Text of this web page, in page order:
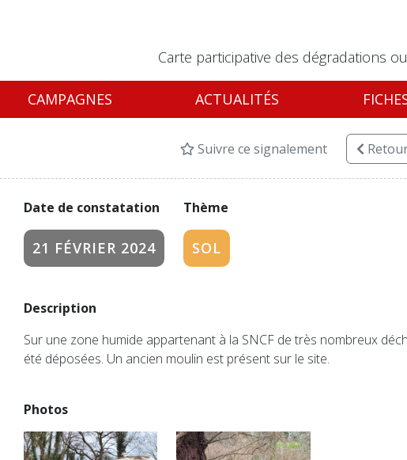
Carte participative des dégradations
CAMPAGNES ACTUALITÉS
Suivre ce signalement
Date de constatation
21 FÉVRIER 2024
Thème
SOL
Description
Sur une zone humide appartenant à la SNCF de très nombreux
été déposées. Un ancien moulin est présent sur le site.
Photos